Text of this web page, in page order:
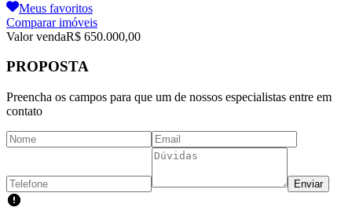
Meus favoritos
Comparar imóveis
Valor vendaR$ 650.000,00
PROPOSTA
Preencha os campos para que um de nossos especialistas entre em
contato
Enviar